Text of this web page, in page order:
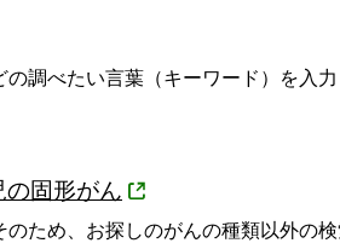
調べたい言葉（キーワード）を入
固形がん
ため、お探しのがんの種類以外の